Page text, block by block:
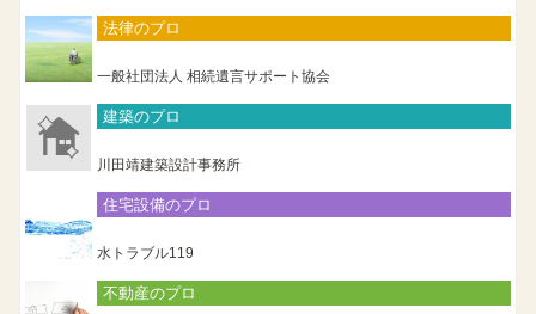
法律のプロ
一般社団法人 相続遺言サポート協会
建築のプロ
川田靖建築設計事務所
住宅設備のプロ
水トラブル119
不動産のプロ